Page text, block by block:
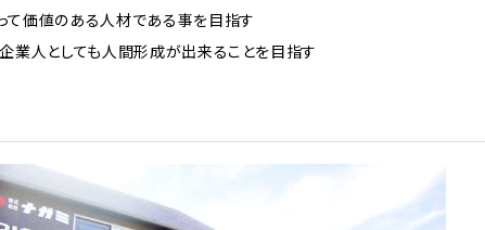
て価値のある人材である事を目指す
業人としても人間形成が出来ることを目指す